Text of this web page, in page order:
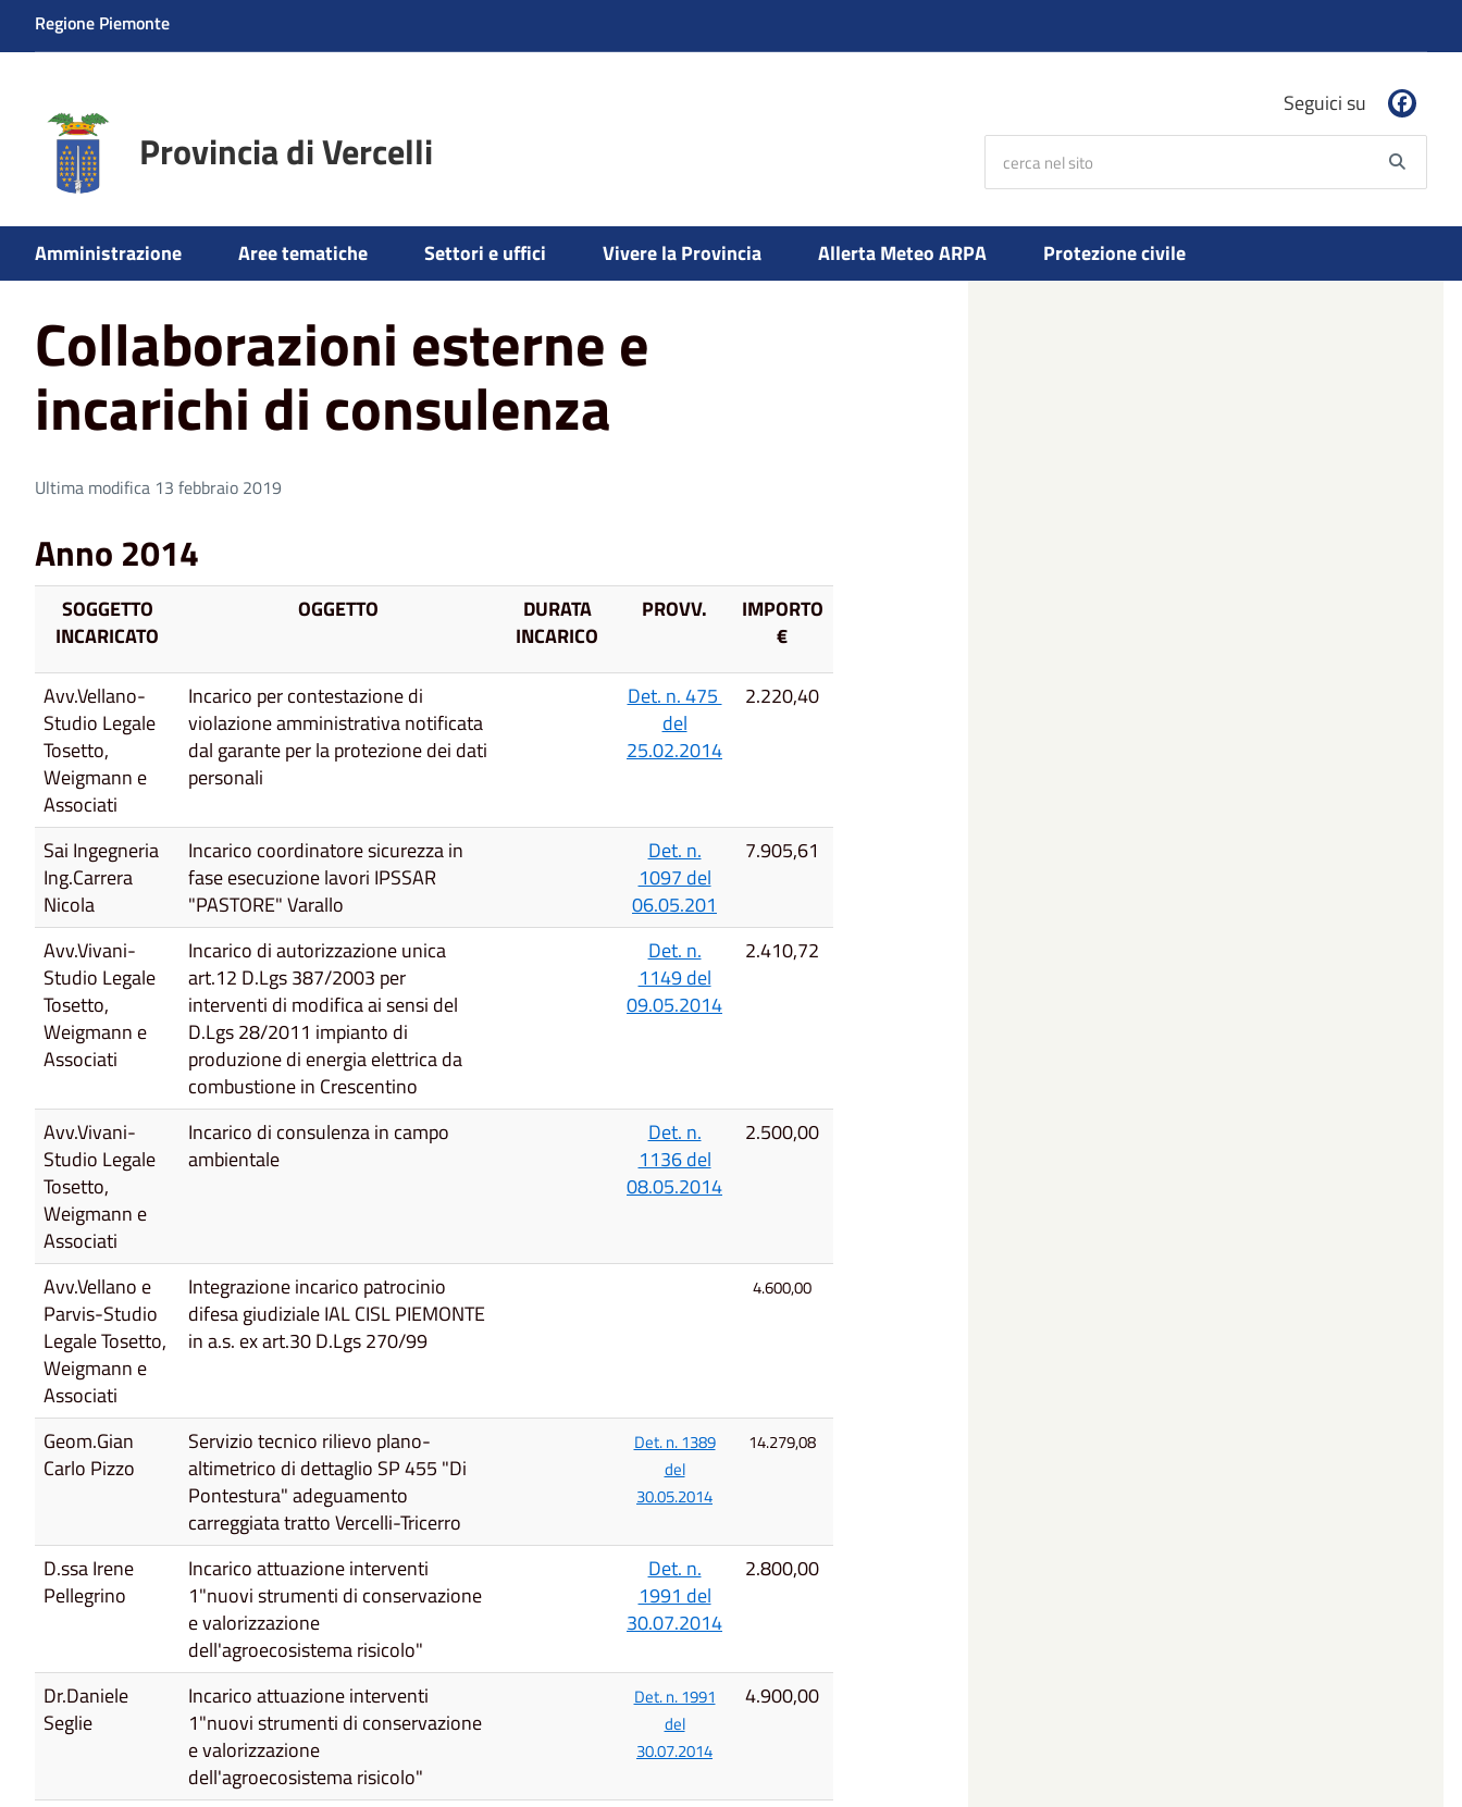
Regione Piemonte
Provincia di Vercelli
Seguici su
Amministrazione Aree tematiche Settori e uffici Vivere la Provincia Allerta Meteo ARPA Protezione civile
Home Collaborazioni esterne e incarichi di consulenza
Collaborazioni esterne e
incarichi di consulenza
Ultima modifica 13 febbraio 2019
Anno 2014
SOGGETTO
INCARICATO
OGGETTO
DURATA
INCARICO
PROVV.
IMPORTO
€
Avv.Vellano-
Studio Legale
Tosetto,
Weigmann e
Associati
Incarico per contestazione di
violazione amministrativa notificata
dal garante per la protezione dei dati
personali
Det. n. 475
del
25.02.2014
2.220,40
Sai Ingegneria
Ing.Carrera
Nicola
Incarico coordinatore sicurezza in
fase esecuzione lavori IPSSAR
"PASTORE" Varallo
Det. n.
1097 del
06.05.201
7.905,61
Avv.Vivani-
Studio Legale
Tosetto,
Weigmann e
Associati
Incarico di autorizzazione unica
art.12 D.Lgs 387/2003 per
interventi di modifica ai sensi del
D.Lgs 28/2011 impianto di
produzione di energia elettrica da
combustione in Crescentino
Det. n.
1149 del
09.05.2014
2.410,72
Avv.Vivani-
Studio Legale
Tosetto,
Weigmann e
Associati
Incarico di consulenza in campo
ambientale
Det. n.
1136 del
08.05.2014
2.500,00
Avv.Vellano e
Parvis-Studio
Legale Tosetto,
Weigmann e
Associati
Integrazione incarico patrocinio
difesa giudiziale IAL CISL PIEMONTE
in a.s. ex art.30 D.Lgs 270/99
4.600,00
Geom.Gian
Carlo Pizzo
Servizio tecnico rilievo plano-
altimetrico di dettaglio SP 455 "Di
Pontestura" adeguamento
carreggiata tratto Vercelli-Tricerro
Det. n. 1389
del
30.05.2014
14.279,08
D.ssa Irene
Pellegrino
Incarico attuazione interventi
1"nuovi strumenti di conservazione
e valorizzazione
dell'agroecosistema risicolo"
Det. n.
1991 del
30.07.2014
2.800,00
Dr.Daniele
Seglie
Incarico attuazione interventi
1"nuovi strumenti di conservazione
e valorizzazione
dell'agroecosistema risicolo"
Det. n. 1991
del
30.07.2014
4.900,00